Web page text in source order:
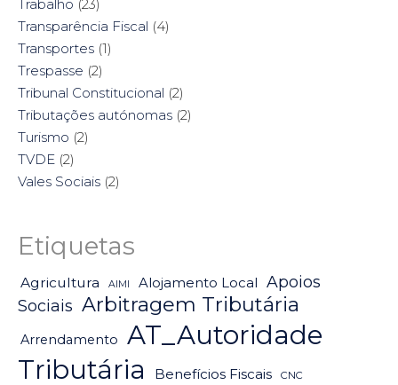
Trabalho (23)
Transparência Fiscal (4)
Transportes (1)
Trespasse (2)
Tribunal Constitucional (2)
Tributações autónomas (2)
Turismo (2)
TVDE (2)
Vales Sociais (2)
Etiquetas
Agricultura AIMI Alojamento Local
Apoios
Sociais Arbitragem Tributária
Arrendamento
AT_Autoridade
Tributária
Benefícios Fiscais CNC